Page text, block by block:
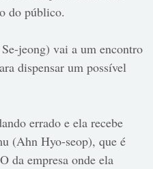
do público.
jeong) vai a um encontro
dispensar um possível
errado e ela recebe
(Ahn Hyo-seop), que é
da empresa onde ela